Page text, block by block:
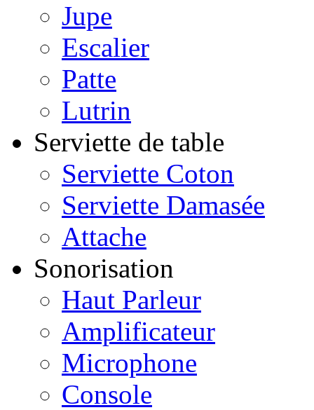
Jupe
Escalier
Patte
Lutrin
Serviette de table
Serviette Coton
Serviette Damasée
Attache
Sonorisation
Haut Parleur
Amplificateur
Microphone
Console